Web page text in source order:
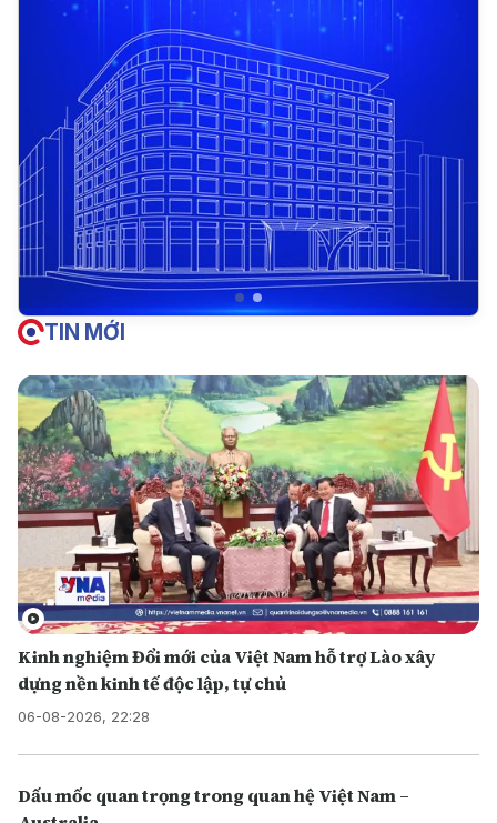
TIN MỚI
Kinh nghiệm Đổi mới của Việt Nam hỗ trợ Lào xây
dựng nền kinh tế độc lập, tự chủ
06-08-2026, 22:28
Dấu mốc quan trọng trong quan hệ Việt Nam –